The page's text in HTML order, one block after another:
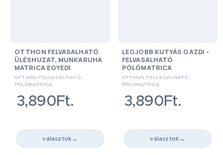
OTTHON FELVASALHATÓ
ÜLÉSHUZAT, MUNKARUHA
MATRICA EGYEDI
OTTHON FELVASALHATÓ
PÓLÓMATRICA
3,890Ft.
választok →
LEGJOBB KUTYÁS GAZDI -
FELVASALHATÓ
PÓLÓMATRICA
OTTHON FELVASALHATÓ
PÓLÓMATRICA
3,890Ft.
választok →